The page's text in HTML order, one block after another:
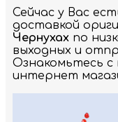
Сейчас у Вас
доставкой
Чернухах по
выходных и
Ознакомьтесь с
интернет